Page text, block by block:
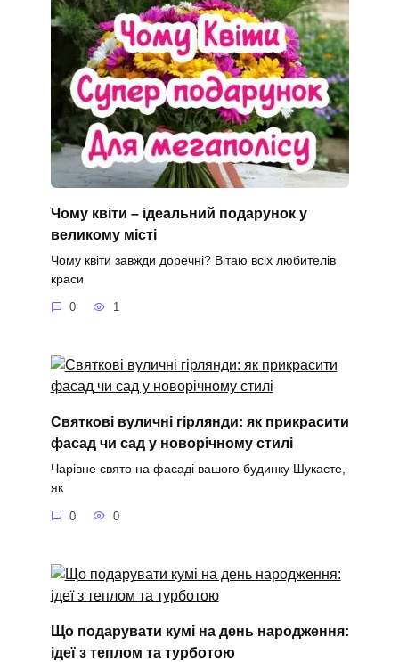
Чому квіти – ідеальний подарунок у
великому місті
Чому квіти завжди доречні? Вітаю всіх любителів
краси
0 1
Святкові вуличні гірлянди: як прикрасити
фасад чи сад у новорічному стилі
Чарівне свято на фасаді вашого будинку Шукаєте,
як
0 0
Що подарувати кумі на день народження:
ідеї з теплом та турботою